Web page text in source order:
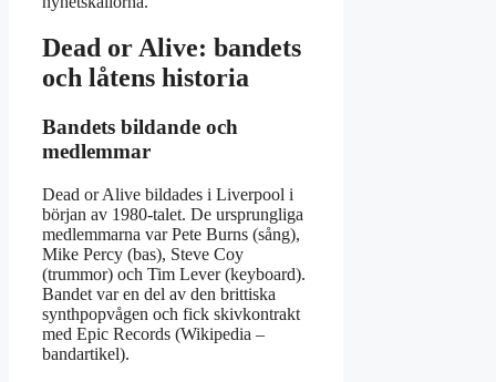
Dead or Alive: bandets
och låtens historia
Bandets bildande och
medlemmar
Dead or Alive bildades i Liverpool i
början av 1980-talet. De ursprungliga
medlemmarna var Pete Burns (sång),
Mike Percy (bas), Steve Coy
(trummor) och Tim Lever (keyboard).
Bandet var en del av den brittiska
synthpopvågen och fick skivkontrakt
med Epic Records (Wikipedia –
bandartikel).